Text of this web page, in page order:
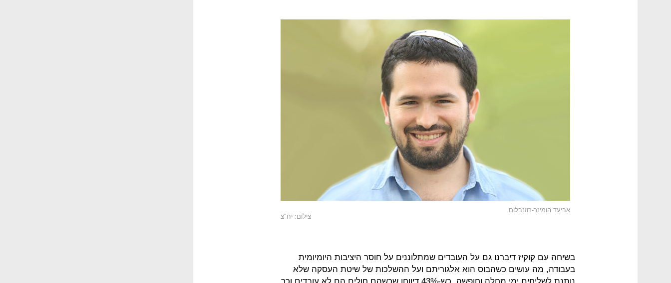
אביעד הומינר-רוזנבלום
צילום: יח"צ
בשיחה עם קוקיז דיברנו גם על העובדים שמתלוננים על חוסר היציבות היומיומית
בעבודה, מה עושים כשהבוס הוא אלגוריתם ועל ההשלכות של שיטת העסקה שלא